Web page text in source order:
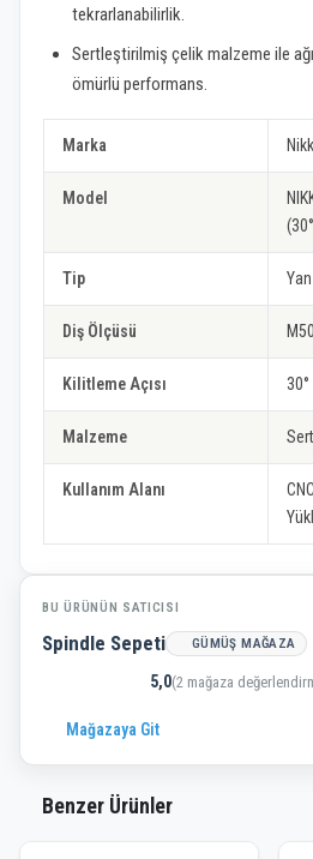
tekrarlanabilirlik.
Sertleştirilmiş çelik malzeme ile
ömürlü performans.
Marka
Model
Tip
Diş Ölçüsü M50
Kilitleme Açısı 30°
Malzeme
Kullanım Alanı
BU ÜRÜNÜN SATICISI
Spindle Sepeti GÜMÜŞ MAĞAZA
5,0(2 mağaza
Mağazaya Git
Benzer Ürünler